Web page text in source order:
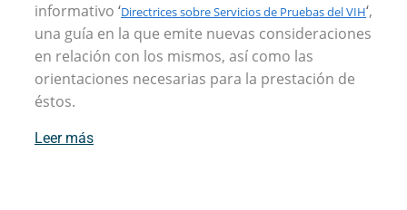
informativo ‘Directrices sobre Servicios de Pruebas del VIH‘,
una guía en la que emite nuevas consideraciones
en relación con los mismos, así como las
orientaciones necesarias para la prestación de
éstos.
Leer más